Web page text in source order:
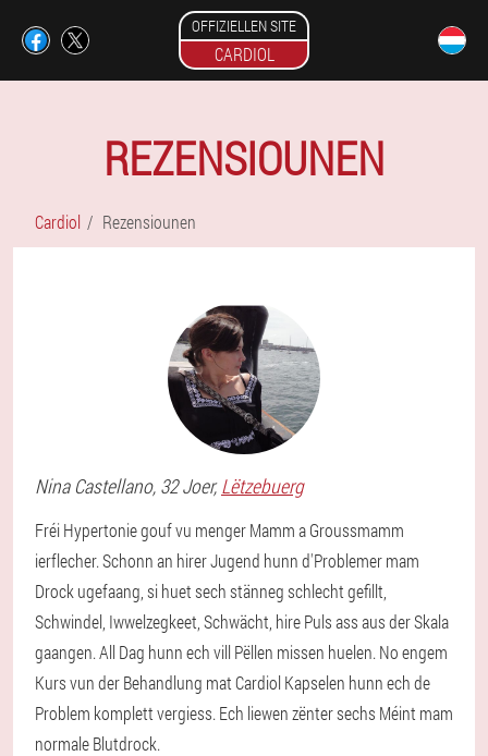
OFFIZIELLEN SITE
CARDIOL
REZENSIOUNEN
Cardiol Rezensiounen
Nina Castellano, 32 Joer,Lëtzebuerg
Fréi Hypertonie gouf vu menger Mamm a Groussmamm
ierflecher. Schonn an hirer Jugend hunn d'Problemer mam
Drock ugefaang, si huet sech stänneg schlecht gefillt,
Schwindel, Iwwelzegkeet, Schwächt, hire Puls ass aus der Skala
gaangen. All Dag hunn ech vill Pëllen missen huelen. No engem
Kurs vun der Behandlung mat Cardiol Kapselen hunn ech de
Problem komplett vergiess. Ech liewen zënter sechs Méint mam
normale Blutdrock.